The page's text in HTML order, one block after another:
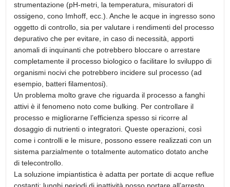
strumentazione (pH-metri, la temperatura, misuratori di
ossigeno, cono Imhoff, ecc.). Anche le acque in ingresso sono
oggetto di controllo, sia per valutare i rendimenti del processo
depurativo che per evitare, in caso di necessità, apporti
anomali di inquinanti che potrebbero bloccare o arrestare
completamente il processo biologico o facilitare lo sviluppo di
organismi nocivi che potrebbero incidere sul processo (ad
esempio, batteri filamentosi).
Un problema molto grave che riguarda il processo a fanghi
attivi è il fenomeno noto come bulking. Per controllare il
processo e migliorarne l’efficienza spesso si ricorre al
dosaggio di nutrienti o integratori. Queste operazioni, così
come i controlli e le misure, possono essere realizzati con un
sistema parzialmente o totalmente automatico dotato anche
di telecontrollo.
La soluzione impiantistica è adatta per portate di acque reflue